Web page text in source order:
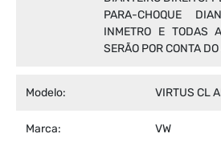
PARA-CHOQUE
INMETRO E TODAS
SERÃO POR CONTA
Modelo: VIRTUS CL
Marca: VW